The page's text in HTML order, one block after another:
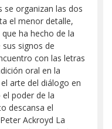
organizan las dos
el menor detalle,
ha hecho de la
signos de
con las letras
oral en la
arte del diálogo en
poder de la
descansa el
Ackroyd La